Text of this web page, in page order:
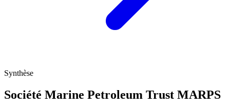
Synthèse
Société Marine Petroleum Trust MARPS